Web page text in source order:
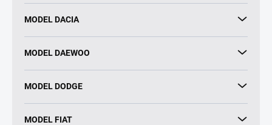
MODEL DACIA
MODEL DAEWOO
MODEL DODGE
MODEL FIAT